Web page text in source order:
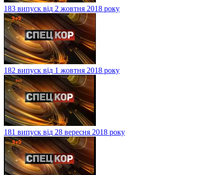
183 випуск від 2 жовтня 2018 року
182 випуск від 1 жовтня 2018 року
181 випуск від 28 вересня 2018 року